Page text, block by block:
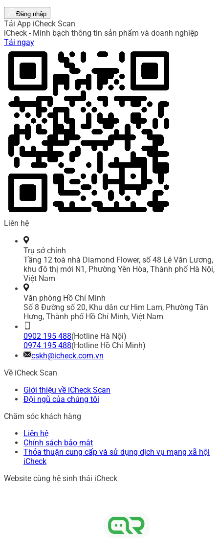
Đăng nhập
Tải App iCheck Scan
iCheck - Minh bạch thông tin sản phẩm và doanh nghiệp
Tải ngay
Liên hệ
Trụ sở chính
Tầng 12 toà nhà Diamond Flower, số 48 Lê Văn Lương,
khu đô thị mới N1, Phường Yên Hòa, Thành phố Hà Nội,
Việt Nam
Văn phòng Hồ Chí Minh
Số 8 Đường số 20, Khu dân cư Him Lam, Phường Tân
Hưng, Thành phố Hồ Chí Minh, Việt Nam
0902 195 488(Hotline Hà Nội)
0974 195 488(Hotline Hồ Chí Minh)
cskh@icheck.com.vn
Về iCheck Scan
Giới thiệu về iCheck Scan
Đội ngũ của chúng tôi
Chăm sóc khách hàng
Liên hệ
Chính sách bảo mật
Thỏa thuận cung cấp và sử dụng dịch vụ mạng xã hội
iCheck
Website cùng hệ sinh thái iCheck